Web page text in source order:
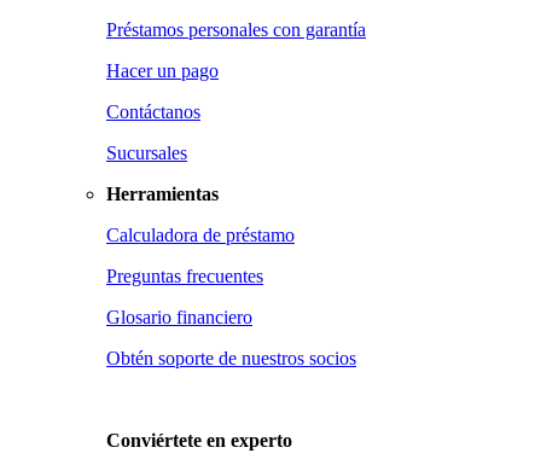
Préstamos personales con garantía
Hacer un pago
Contáctanos
Sucursales
Herramientas
Calculadora de préstamo
Preguntas frecuentes
Glosario financiero
Obtén soporte de nuestros socios
Conviértete en experto